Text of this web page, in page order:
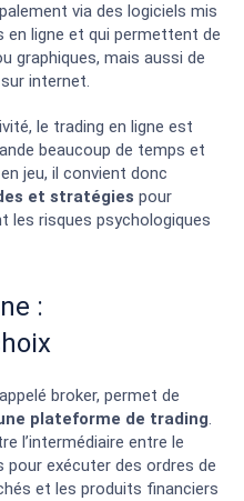
via des logiciels mis
ligne et qui permettent de
graphiques, mais aussi de
internet.
le trading en ligne est
beaucoup de temps et
jeu, il convient donc
et stratégies pour
les risques psychologiques
:
broker, permet de
plateforme de trading.
l’intermédiaire entre le
exécuter des ordres de
et les produits financiers